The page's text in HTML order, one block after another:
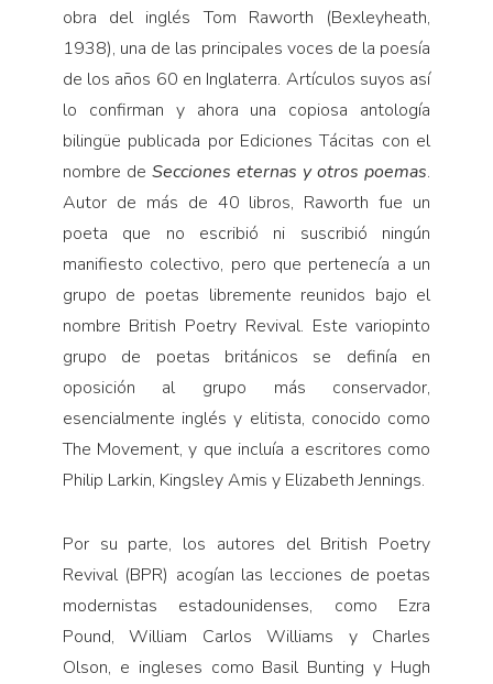
obra del inglés Tom Raworth (Bexleyheath,
1938), una de las principales voces de la poesía
de los años 60 en Inglaterra. Artículos suyos así
lo confirman y ahora una copiosa antología
bilingüe publicada por Ediciones Tácitas con el
nombre de Secciones eternas y otros poemas.
Autor de más de 40 libros, Raworth fue un
poeta que no escribió ni suscribió ningún
manifiesto colectivo, pero que pertenecía a un
grupo de poetas libremente reunidos bajo el
nombre British Poetry Revival. Este variopinto
grupo de poetas británicos se definía en
oposición al grupo más conservador,
esencialmente inglés y elitista, conocido como
The Movement, y que incluía a escritores como
Philip Larkin, Kingsley Amis y Elizabeth Jennings.
Por su parte, los autores del British Poetry
Revival (BPR) acogían las lecciones de poetas
modernistas estadounidenses, como Ezra
Pound, William Carlos Williams y Charles
Olson, e ingleses como Basil Bunting y Hugh